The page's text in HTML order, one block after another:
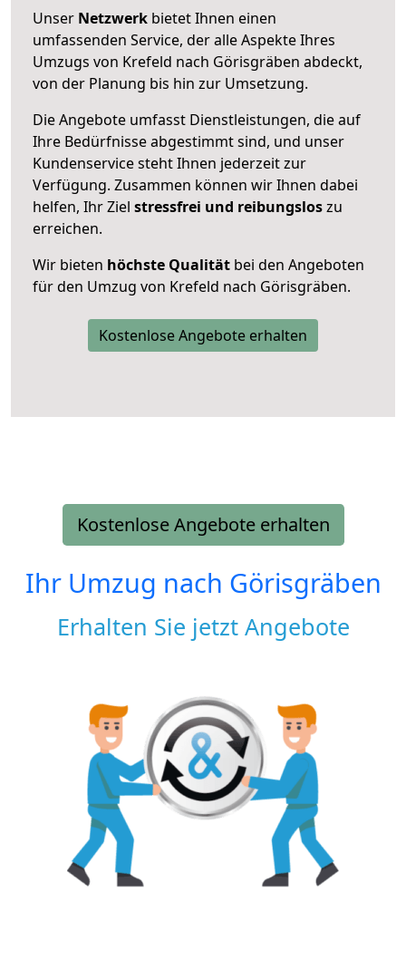
Unser Netzwerk bietet Ihnen einen
umfassenden Service, der alle Aspekte Ihres
Umzugs von Krefeld nach Görisgräben abdeckt,
von der Planung bis hin zur Umsetzung.
Die Angebote umfasst Dienstleistungen, die auf
Ihre Bedürfnisse abgestimmt sind, und unser
Kundenservice steht Ihnen jederzeit zur
Verfügung. Zusammen können wir Ihnen dabei
helfen, Ihr Ziel stressfrei und reibungsloszu
erreichen.
Wir bieten höchste Qualität bei den Angeboten
für den Umzug von Krefeld nach Görisgräben.
Kostenlose Angebote erhalten
Kostenlose Angebote erhalten
Ihr Umzug nach Görisgräben
Erhalten Sie jetzt Angebote